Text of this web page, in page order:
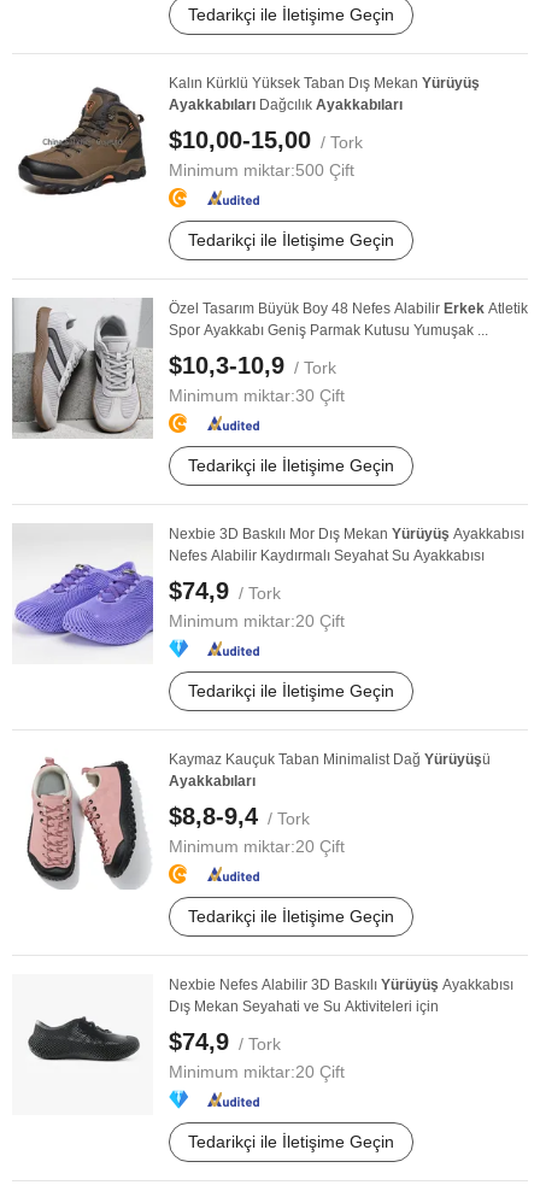
Tedarikçi ile İletişime Geçin
Kalın Kürklü Yüksek Taban Dış Mekan Yürüyüş
Ayakkabıları Dağcılık Ayakkabıları
$10,00-15,00 / Tork
Minimum miktar:500 Çift
Tedarikçi ile İletişime Geçin
Özel Tasarım Büyük Boy 48 Nefes Alabilir Erkek Atletik
Spor Ayakkabı Geniş Parmak Kutusu Yumuşak ...
$10,3-10,9 / Tork
Minimum miktar:30 Çift
Tedarikçi ile İletişime Geçin
Nexbie 3D Baskılı Mor Dış Mekan Yürüyüş Ayakkabısı
Nefes Alabilir Kaydırmalı Seyahat Su Ayakkabısı
$74,9 / Tork
Minimum miktar:20 Çift
Tedarikçi ile İletişime Geçin
Kaymaz Kauçuk Taban Minimalist Dağ Yürüyüşü
Ayakkabıları
$8,8-9,4 / Tork
Minimum miktar:20 Çift
Tedarikçi ile İletişime Geçin
Nexbie Nefes Alabilir 3D Baskılı Yürüyüş Ayakkabısı
Dış Mekan Seyahati ve Su Aktiviteleri için
$74,9 / Tork
Minimum miktar:20 Çift
Tedarikçi ile İletişime Geçin